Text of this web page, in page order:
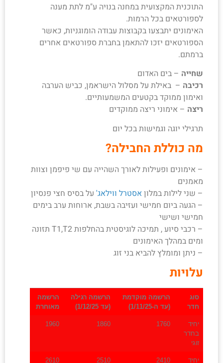
התוכנית המקצועית במחנה בנויה ע"מ לתת מענה
לספורטאים בכל הרמות.
האימונים יתבצעו בקבוצות עבודה הומוגניות, כאשר
הספורטאים יזכו להתאמן בחברת ספורטאים אחרים
ברמתם.
שחייה – בים האדום
רכיבה – באילת על מסלול הישראמן, כביש הערבה
ואימון ממוקד בקטעים המשמעותיים.
ריצה – אימוני ריצה ממוקדים
תרגילי יוגה וגמישות בכל יום
מה כוללת החבילה?
– אימונים ופעילות לאורך השהייה עם שי פיפמן וצוות
מאמנים
– שני לילות במלוןאסטרל ווילאג' על בסיס חצי פנסיון
– הגעה ביום חמישי ועזיבה בשבת, ארוחות ערב בימים
חמישי ושישי
– רכבי סיוע , תמיכה לוגיסטית בהחלפות T1,T2 תזונה
ומים במהלך האימונים
– ניתן ומומלץ להביא בני זוג
עלויות
סוג
חדר
הרשמה מוקדמת
(עד ה-1/11/25)
הרשמה רגילה
(עד 1/12/25)
הרשמה
מאוחרת
יחיד
בחדר
זוגי
1760
1860
1960
יחיד 2410
2510
2610